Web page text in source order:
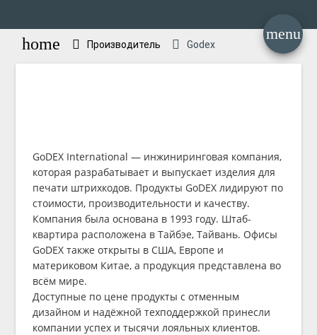
menu
home Производитель Godex
GoDEX International — инжиниринговая компания,
которая разрабатывает и выпускает изделия для
печати штрихкодов. Продукты GoDEX лидируют по
стоимости, производительности и качеству.
Компания была основана в 1993 году. Штаб-
квартира расположена в Тайбэе, Тайвань. Офисы
GoDEX также открыты в США, Европе и
материковом Китае, а продукция представлена во
всём мире.
Доступные по цене продукты с отменным
дизайном и надёжной техподдержкой принесли
компании успех и тысячи лояльных клиентов.